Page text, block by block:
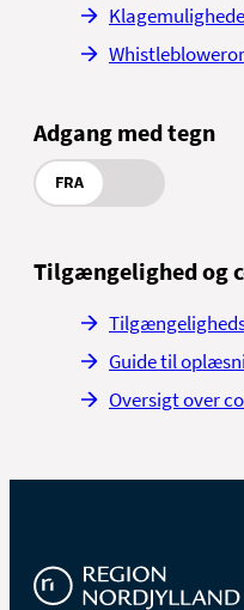
Adgang med tegn
FRA
Tilgængelighed og
Guide til
Oversigt over